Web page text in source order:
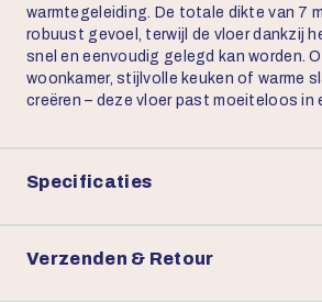
warmtegeleiding. De totale dikte van 7
robuust gevoel, terwijl de vloer dankzij
snel en eenvoudig gelegd kan worden.
woonkamer, stijlvolle keuken of warme
creëren – deze vloer past moeiteloos in
Specificaties
Verzenden & Retour